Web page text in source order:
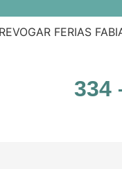
FERIAS
334